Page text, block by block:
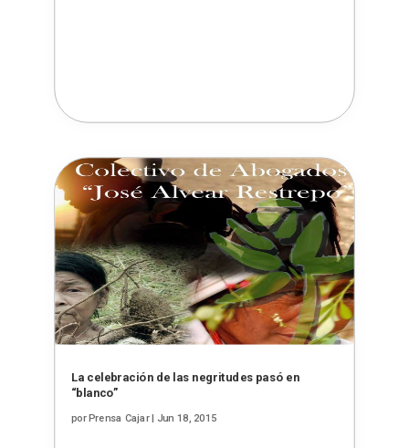
La celebración de las negritudes pasó en
“blanco”
porPrensa Cajar| Jun 18, 2015